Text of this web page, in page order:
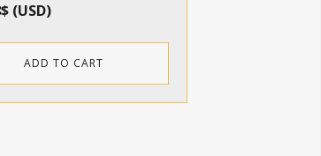
$(USD)
ADD TO CART